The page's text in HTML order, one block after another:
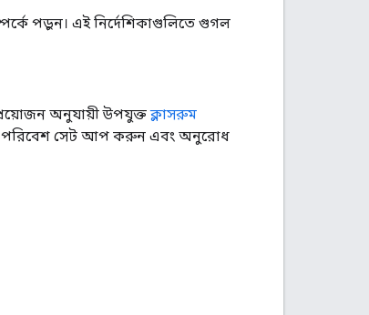
পড়ুন। এই নির্দেশিকাগুলিতে গুগল
অনুযায়ী উপযুক্তক্লাসরুম
পরিবেশ সেট আপ করুন এবং অনুরোধ